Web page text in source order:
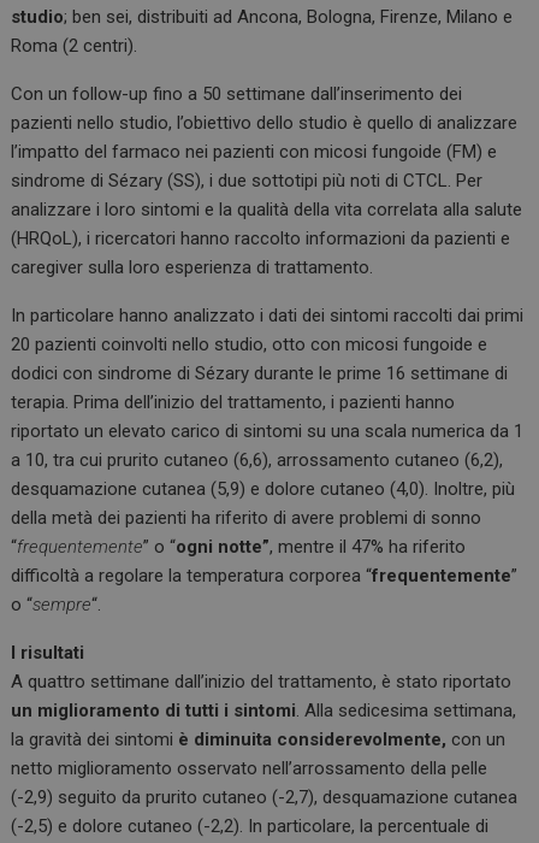
studio; ben sei, distribuiti ad Ancona, Bologna, Firenze, Milano e
Roma (2 centri).
Con un follow-up fino a 50 settimane dall’inserimento dei
pazienti nello studio, l’obiettivo dello studio è quello di analizzare
l’impatto del farmaco nei pazienti con micosi fungoide (FM) e
sindrome di Sézary (SS), i due sottotipi più noti di CTCL. Per
analizzare i loro sintomi e la qualità della vita correlata alla salute
(HRQoL), i ricercatori hanno raccolto informazioni da pazienti e
caregiver sulla loro esperienza di trattamento.
In particolare hanno analizzato i dati dei sintomi raccolti dai primi
20 pazienti coinvolti nello studio, otto con micosi fungoide e
dodici con sindrome di Sézary durante le prime 16 settimane di
terapia. Prima dell’inizio del trattamento, i pazienti hanno
riportato un elevato carico di sintomi su una scala numerica da 1
a 10, tra cui prurito cutaneo (6,6), arrossamento cutaneo (6,2),
desquamazione cutanea (5,9) e dolore cutaneo (4,0). Inoltre, più
della metà dei pazienti ha riferito di avere problemi di sonno
“frequentemente” o “ogni notte”, mentre il 47% ha riferito
difficoltà a regolare la temperatura corporea “frequentemente”
o “sempre“.
I risultati
A quattro settimane dall’inizio del trattamento, è stato riportato
un miglioramento di tutti i sintomi. Alla sedicesima settimana,
la gravità dei sintomi è diminuita considerevolmente, con un
netto miglioramento osservato nell’arrossamento della pelle
(-2,9) seguito da prurito cutaneo (-2,7), desquamazione cutanea
(-2,5) e dolore cutaneo (-2,2). In particolare, la percentuale di